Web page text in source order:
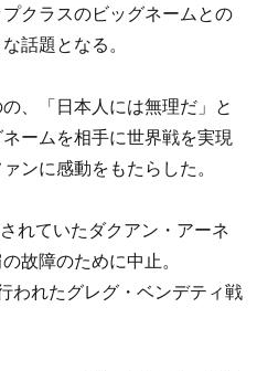
クラスのビッグネームとの
話題となる。
、「日本人には無理だ」と
ームを相手に世界戦を実現
ンに感動をもたらした。
れていたダクアン・アーネ
故障のために中止。
われたグレグ・ベンデティ戦